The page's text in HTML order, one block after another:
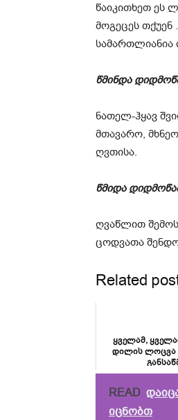
წაიკითხეთ ეს
მოგეცეს თქუენ
წმინდა
ნათელ-ჰყავ
მთავარო,
ღვთისა.
წმიდა
ღვაწლით
ცოდვათა
Related
ყველამ,
დილის ლოცვა
READ
იცნობთ